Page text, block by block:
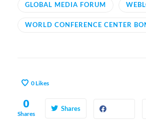
GLOBAL MEDIA FORUM
WORLD CONFERENCE CENTER
0Likes
0
Shares
Shares